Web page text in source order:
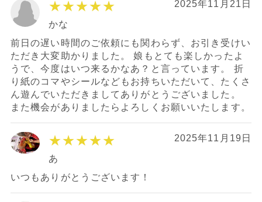
★★★★★ 2025年11月21日
かな
前日の遅い時間のご依頼にも関わらず、お引き受けい
ただき大変助かりました。 娘もとても楽しかったよ
うで、今度はいつ来るかなあ？と言っています。 折
り紙のコマやシールなどもお持ちいただいて、たくさ
ん遊んでいただきましてありがとうございました。
また機会がありましたらよろしくお願いいたします。
★★★★★ 2025年11月19日
あ
いつもありがとうございます！